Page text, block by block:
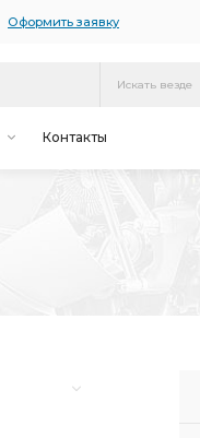
Оформить заявку
Искать везде
Контакты